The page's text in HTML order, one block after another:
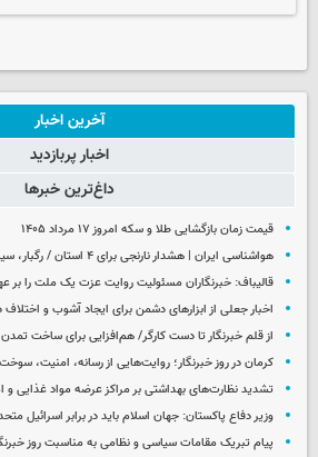
آخرین اخبار
اخبار پربازدید
داغ‌ترین خبرها
قیمت زمان بازگشایی طلا و سکه امروز ۱۷ مرداد ۱۴۰۵
هواشناسی ایران | هشدار نارنجی برای ۴ استان / رگبار، سیلاب و رعد و برق در شمال
قالیباف: خبرنگاران مسئولیت روایت عزت یک ملت را بر
اخبار جعلی از ابزارهای دشمن برای ایجاد آشوب و
از قلم خبرنگار تا دست کارگر/ هم‌افزایی برای ساخت
کرمان در روز خبرنگار؛ روایت‌هایی از رسانه، امنیت،
تشدید نظارت‌های بهداشتی بر مراکز عرضه مواد غذایی و
وزیر دفاع پاکستان: جهان اسلام باید در برابر اسرائیل
پیام تبریک مقامات سیاسی و نظامی به مناسبت روز